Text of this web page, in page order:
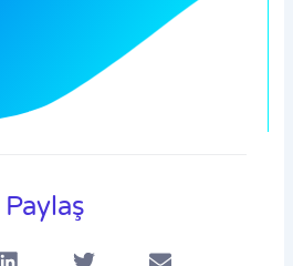
Paylaş